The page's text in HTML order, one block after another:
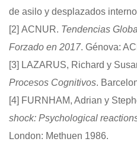
de asilo y desplazados
[2] ACNUR. Tendencias
Forzado en 2017. Génova:
[3] LAZARUS, Richard y
Procesos Cognitivos.
[4] FURNHAM, Adrian y
shock: Psychological
London: Methuen 1986.